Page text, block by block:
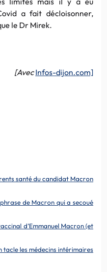
a fait décloisonner,
le Dr Mirek.
[Avec Infos-dijon.com]
santé du candidat Macron
de Macron qui a secoué
d’Emmanuel Macron (et
tacle les médecins intérimaires